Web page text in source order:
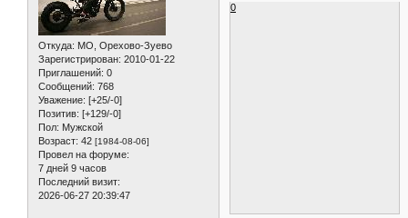
Откуда: МО, Орехово-Зуево
Зарегистрирован: 2010-01-22
Приглашений: 0
Сообщений: 768
Уважение: [+25/-0]
Позитив: [+129/-0]
Пол: Мужской
Возраст: 42 [1984-08-06]
Провел на форуме:
7 дней 9 часов
Последний визит:
2026-06-27 20:39:47
0